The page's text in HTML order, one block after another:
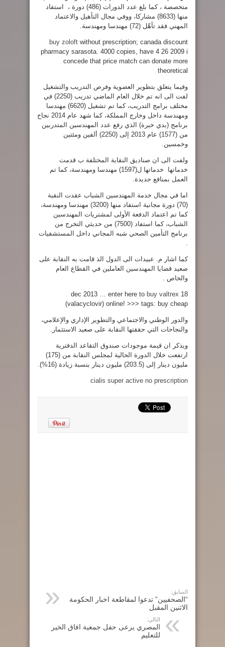
متخصصة ، كما بلغ عدد الدورات (486) دورة ، استفاد
منها (8633) مشاركا، ووفي مجال التأهيل والاعتماد
المهني فقد تأهّل (72) مهندسا ومهندسة.
buy zoloft without prescription; canada discount
pharmacy sarasota. 4000 copies, have 4 26 2009 i
concede that price match can donate more
theoretical
وفيما يتعلق بتطوير العضوية وفرص التدريب والتشغيل
لفت الى انه تم خلال العام الماضي تدريب (2250) في
مختلف برامج التدريب، كما تم تشغيل (6620) مهندسا
ومهندسة داخل وخارج المملكة، كما شهد عام 2014 نجاح
برنامج (بدي خبرة) الذي رفع عدد المهندسين المتدربين
من (1577) عام 2013 إلى (2250) ألفين ومئتين
وخمسين.
ولفت الى ان صناديق النقابة المختلفة ب قدمت
خدماتها خدماتها ل(1597) مهندسا ومهندسة، كما تم
العمل بمنافع جديدة.
اما في مجال خدمة المهندسين الشباب عقدت النقبة
(70) دورة مجانية استفاد منها (3200) مهندسا ومهندسة،
كما تم اعتماد الدفعة الأولى لمشتريات المهندسين
الشباب، كما استفاد (7500) من حديثي التخرج من
برنامج التأمين الصحي شبه المجاني داخل المستشفيات
.
كما اشار م. عبيدات الى الدول الذ قامت به النقابة على
صعيد قضايا المهندسين العاملين في القطاع العام
والخاص .
18 dec 2013 … enter here to
buy valtrex
(valacyclovir) online! >>> tags: buy cheap
والدور الوطني والاجتماعي والتطوير الإداري والإعلامي،
والنجاحات التي حققتها النقابة على صعيد الاستثمار.
ويذكر ان قيمة موجودات صندوق التقاعد الدفترية
ارتفعت خلال الدورة الحالية لمجلس النقابة من (175)
مليون دينار إلى (203.5) مليون دينار بنسبة زيادة (16%).
cialis super active no prescription
السابق:
“الصحفيين” تدعوا لمقاطعة اخبار الحكومة
الاثنين المقبل
التالي:
المصري يرعى حفل جمعية افاق الخير
للتعليم